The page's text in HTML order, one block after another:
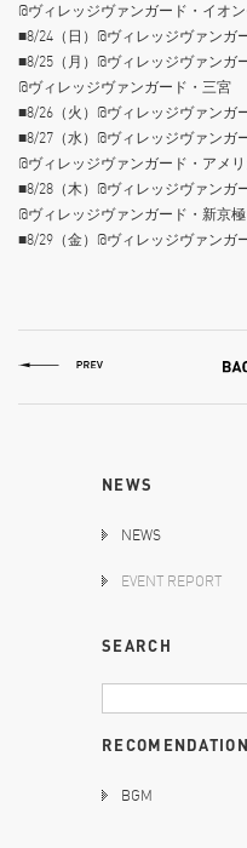
@ヴィレッジヴァンガード・イオ
■8/24（日）@ヴィレッジヴァンガ
■8/25（月）@ヴィレッジヴァンガ
@ヴィレッジヴァンガード・三宮
■8/26（火）@ヴィレッジヴァンガ
■8/27（水）@ヴィレッジヴァンガ
@ヴィレッジヴァンガード・アメ
■8/28（木）@ヴィレッジヴァンガ
@ヴィレッジヴァンガード・新京極
■8/29（金）@ヴィレッジヴァンガ
NEWS
NEWS
EVENT REPORT
SEARCH
RECOMENDATION
BGM